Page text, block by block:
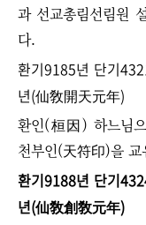
과 선교총림선림원
다.
환기9185년 단기
년(仙敎開天元年)
환인(桓因) 하느님
천부인(天符印)을 교
환기9188년 단기
년(仙敎創敎元年)